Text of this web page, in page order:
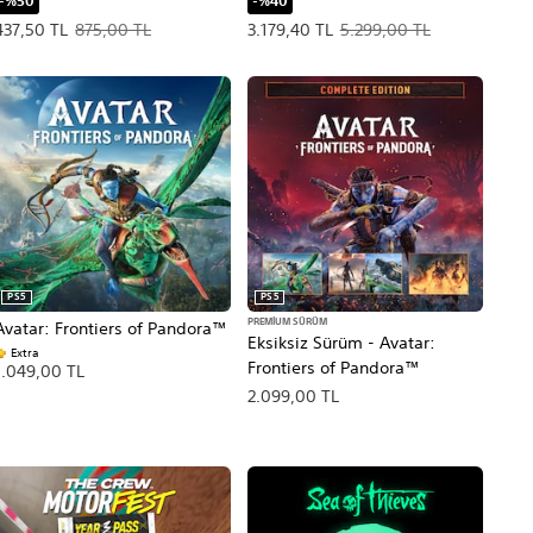
fiyat, 136,27 TL.
TL
edilen fiyat, 437,50 TL. Orijinal fiyat, 875,00 TL.
875,00 TL 3.179,40 TL
Teklif edilen fiyat, 3.179,40 TL.
5.299,00 TL
Frontiers of Pandora™
PS5
Extra
TL
Eksiksiz Sürüm - Avatar:
Frontiers of Pandora™
PS5
PREMIUM SÜRÜM
2.099,00 TL